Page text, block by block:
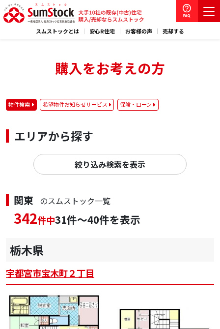
スムストックとは 安心R住宅 お客様の声 売却する
購入をお考えの方
物件検索 希望物件お知らせサービス 保険・ローン
エリアから探す
絞り込み検索を表示
関東 のスムストック一覧
342件中31件～40件を表示
栃木県
宇都宮市宝木町２丁目